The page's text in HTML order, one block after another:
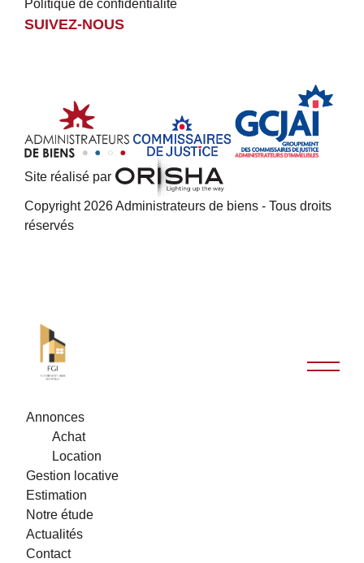
Politique de confidentialité
SUIVEZ-NOUS
Site réalisé par
Copyright 2026 Administrateurs de biens - Tous droits
réservés
Annonces
Achat
Location
Gestion locative
Estimation
Notre étude
Actualités
Contact